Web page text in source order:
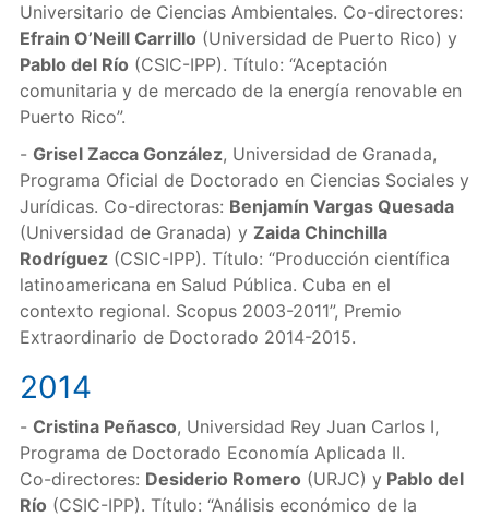
Universitario de Ciencias Ambientales. Co-directores:
Efrain O’Neill Carrillo (Universidad de Puerto Rico) y
Pablo del Río (CSIC-IPP). Título: “Aceptación
comunitaria y de mercado de la energía renovable en
Puerto Rico”.
- Grisel Zacca González, Universidad de Granada,
Programa Oficial de Doctorado en Ciencias Sociales y
Jurídicas. Co-directoras: Benjamín Vargas Quesada
(Universidad de Granada) y Zaida Chinchilla
Rodríguez(CSIC-IPP). Título: “Producción científica
latinoamericana en Salud Pública. Cuba en el
contexto regional. Scopus 2003-2011”, Premio
Extraordinario de Doctorado 2014-2015.
2014
- Cristina Peñasco, Universidad Rey Juan Carlos I,
Programa de Doctorado Economía Aplicada II.
Co-directores: Desiderio Romero (URJC) yPablo del
Río (CSIC-IPP). Título: “Análisis económico de la